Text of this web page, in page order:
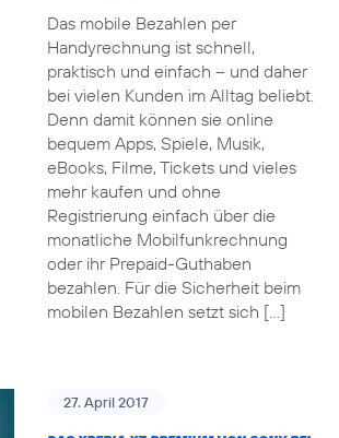
Das mobile Bezahlen per
Handyrechnung ist schnell,
praktisch und einfach – und daher
bei vielen Kunden im Alltag beliebt.
Denn damit können sie online
bequem Apps, Spiele, Musik,
eBooks, Filme, Tickets und vieles
mehr kaufen und ohne
Registrierung einfach über die
monatliche Mobilfunkrechnung
oder ihr Prepaid-Guthaben
bezahlen. Für die Sicherheit beim
mobilen Bezahlen setzt sich […]
27. April 2017